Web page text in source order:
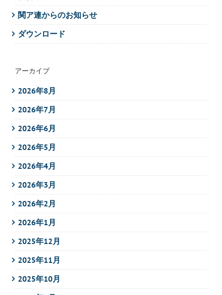
関ア連からのお知らせ
ダウンロード
アーカイブ
2026年8月
2026年7月
2026年6月
2026年5月
2026年4月
2026年3月
2026年2月
2026年1月
2025年12月
2025年11月
2025年10月